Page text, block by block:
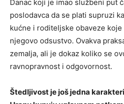
Danac koji je imao službeni put
poslodavca da se plati supruzi
kućne i roditeljske obaveze
njegovo odsustvo. Ovakva
zemalja, ali je dokaz koliko se
ravnopravnost i odgovornost.
Štedljivost je još jedna